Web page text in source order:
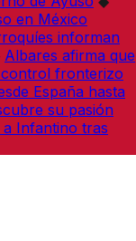
en México
informan
Albares afirma que
fronterizo
España hasta
su pasión
Infantino tras